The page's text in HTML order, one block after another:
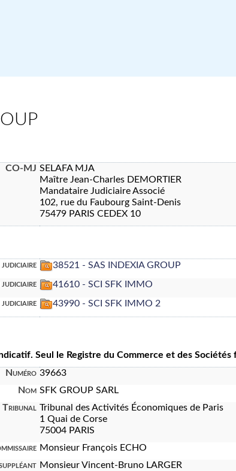
CO-MJ SELAFA MJA
Maître Jean-Charles DEMORTIER
Mandataire Judiciaire Associé
102, rue du Faubourg Saint-Denis
75479 PARIS CEDEX 10
38521 - SAS INDEXIA GROUP
41610 - SCI SFK IMMO
43990 - SCI SFK IMMO 2
Seul le Registre du Commerce et des Sociétés
Numéro 39663
Nom SFK GROUP SARL
Tribunal Tribunal des Activités Économiques de Paris
1 Quai de Corse
75004 PARIS
Monsieur François ECHO
Monsieur Vincent-Bruno LARGER